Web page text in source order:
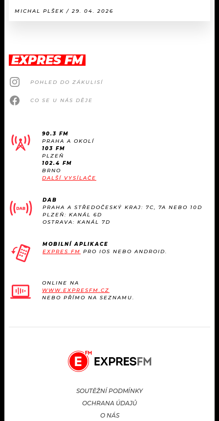
MICHAL PLŠEK / 29. 04. 2026
EXPRES FM
POHLED DO ZÁKULISÍ
CO SE U NÁS DĚJE
90.3 FM
PRAHA A OKOLÍ
103 FM
PLZEŇ
102.4 FM
BRNO
DALŠÍ VYSÍLAČE
DAB
PRAHA A STŘEDOČESKÝ KRAJ: 7C, 7A NEBO 10D
PLZEŇ: KANÁL 6D
OSTRAVA: KANÁL 7D
MOBILNÍ APLIKACE
EXPRES FM PRO IOS NEBO ANDROID.
ONLINE NA
WWW.EXPRESFM.CZ
NEBO PŘÍMO NA SEZNAMU.
SOUTĚŽNÍ PODMÍNKY
OCHRANA ÚDAJŮ
O NÁS